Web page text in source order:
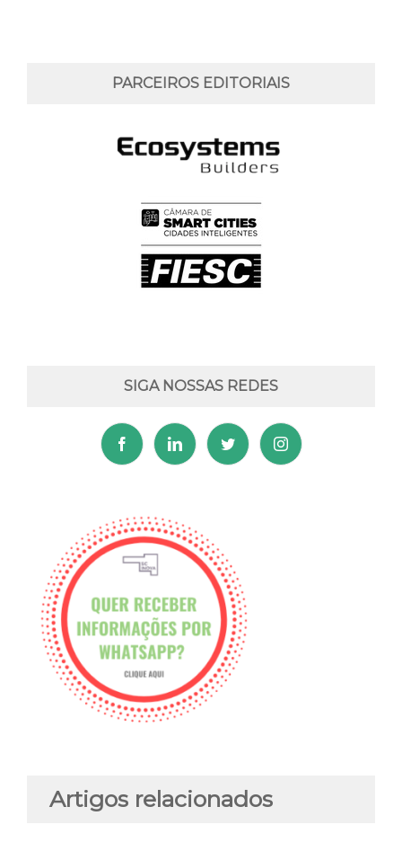
PARCEIROS EDITORIAIS
SIGA NOSSAS REDES
Artigos relacionados